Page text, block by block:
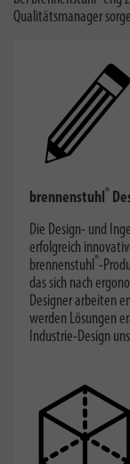
Qualitätsmanager
brennenstuhl®
Die Design- und
erfolgreich
brennenstuhl®-
das sich nach
Designer arbeiten
werden Lösungen
Industrie-Design